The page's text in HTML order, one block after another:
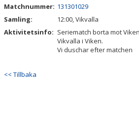
APP FÖR KALLELSER, KONTAKTER ETC
Matchnummer: 131301029
Samling:
12:00, Vikvalla
Aktivitetsinfo: Seriematch borta mot
Vikvalla i Viken.
Vi duschar efter matchen
<< Tillbaka